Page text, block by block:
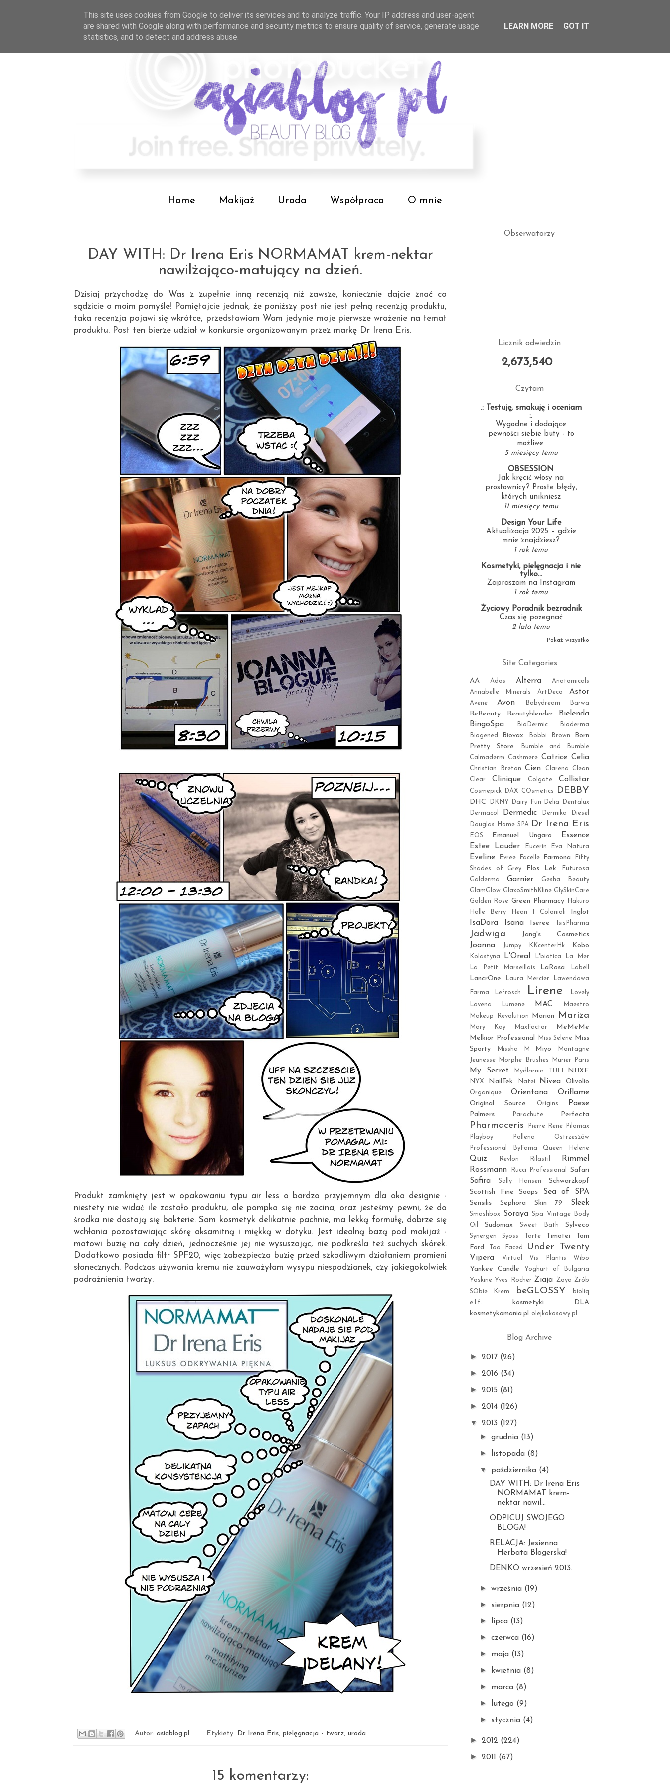
Home Makijaż Uroda Współpraca O mnie
DAY WITH: Dr Irena Eris NORMAMAT krem-nektar
nawilżająco-matujący na dzień.
Dzisiaj przychodzę do Was z zupełnie inną recenzją niż zawsze, koniecznie dajcie znać co
sądzicie o moim pomyśle! Pamiętajcie jednak, że poniższy post nie jest pełną recenzją produktu,
taka recenzja pojawi się wkrótce, przedstawiam Wam jedynie moje pierwsze wrażenie na temat
produktu. Post ten bierze udział w konkursie organizowanym przez markę Dr Irena Eris.
Produkt zamknięty jest w opakowaniu typu air less o bardzo przyjemnym dla oka designie -
niestety nie widać ile zostało produktu, ale pompka się nie zacina, oraz jesteśmy pewni, że do
środka nie dostają się bakterie. Sam kosmetyk delikatnie pachnie, ma lekką formułę, dobrze się
wchłania pozostawiając skórę aksamitną i miękką w dotyku. Jest idealną bazą pod makijaż -
matowi buzię na cały dzień, jednocześnie jej nie wysuszając, nie podkreśla też suchych skórek.
Dodatkowo posiada filtr SPF20, więc zabezpiecza buzię przed szkodliwym działaniem promieni
słonecznych. Podczas używania kremu nie zauważyłam wysypu niespodzianek, czy jakiegokolwiek
podrażnienia twarzy.
Autor:asiablog.pl Etykiety: Dr Irena Eris,pielęgnacja - twarz,uroda
15 komentarzy:
Obserwatorzy
Licznik odwiedzin
2,673,540
Czytam
.: Testuję, smakuję i oceniam
:.
Wygodne i dodające
pewności siebie buty - to
możliwe.
5 miesięcy temu
OBSESSION
Jak kręcić włosy na
prostownicy? Proste błędy,
których unikniesz
11 miesięcy temu
Design Your Life
Aktualizacja 2025 – gdzie
mnie znajdziesz?
1 rok temu
Kosmetyki, pielęgnacja i nie
tylko...
Zapraszam na Instagram
1 rok temu
Życiowy Poradnik bezradnik
Czas się pożegnać
2 lata temu
Pokaż wszystko
Site Categories
AA Ados Alterra
Anatomicals
Annabelle Minerals
ArtDeco Astor
Avene Avon Babydream Barwa
BeBeauty Beautyblender
Bielenda
BingoSpa
BioDermic
Bioderma
Biogened
Biovax Bobbi Brown
Born
Pretty Store
Bumble and Bumble
Calmaderm
Cashmere Catrice Celia
Christian Breton Cien Clarena
Clean
Clear
Clinique Colgate Collistar
Cosmepick DAX COsmetics DEBBY
DHC DKNY Dairy Fun Delia
Dentalux
Dermacol
Dermedic Dermika
Diesel
Douglas Home SPA Dr Irena Eris
EOS Emanuel Ungaro
Essence
Estee Lauder
Eucerin Eva Natura
Eveline Evree Facelle Farmona
Fifty
Shades of Grey
Flos Lek
Futurosa
Galderma
Garnier
Gesha Beauty
GlamGlow GlaxoSmithKline GlySkinCare
Golden Rose Green Pharmacy
Hakuro
Halle Berry
Hean I Coloniali Inglot
IsaDora Isana Iseree IsisPharma
Jadwiga Jang's Cosmetics
Joanna Jumpy KKcenterHk Kobo
Kolastyna L'Oreal L'biotica
La Mer
La Petit Marseillais
LaRosa Labell
LancrOne Laura Mercier Lawendowa
Farma Lefrosch Lirene
Lovely
Lovena
Lumene MAC
Maestro
Makeup Revolution
Marion Mariza
Mary Kay MaxFactor
MeMeMe
Melkior Professional
Miss Selene Miss
Sporty
Missha M Miyo
Montagne
Jeunesse
Morphe Brushes Murier Paris
My Secret Mydlarnia TULI NUXE
NYX NailTek Natei Nivea Olivolio
Organique Orientana Oriflame
Original Source Origins Paese
Palmers Parachute Perfecta
Pharmaceris Pierre Rene
Pilomax
Playboy
Pollena Ostrzeszów
Professional ByFama
Queen Helene
Quiz Revlon Rilastil
Rimmel
Rossmann
Rucci Professional Safari
Safira Sally Hansen
Schwarzkopf
Scottish Fine Soaps
Sea of SPA
Sensilis Sephora Skin 79 Sleek
Smashbox Soraya Spa Vintage Body
Oil
Sudomax Sweet Bath Sylveco
Synergen Syoss Tarte Timotei
Tom
Ford
Too Faced Under Twenty
Vipera Virtual Vis Plantis Wibo
Yankee Candle
Yoghurt of Bulgaria
Yoskine Yves Rocher Ziaja Zoya Zrób
SObie Krem
beGLOSSY
bioliq
e.l.f.
kosmetyki DLA
kosmetykomania.pl olejkokosowy.pl
Blog Archive
► 2017 (26)
► 2016 (34)
► 2015 (81)
► 2014 (126)
▼ 2013 (127)
►grudnia (13)
► listopada (8)
▼ października (4)
DAY WITH: Dr Irena Eris
NORMAMAT krem-
nektar nawil...
ODPICUJ SWOJEGO
BLOGA!
RELACJA: Jesienna
Herbata Blogerska!
DENKO wrzesień 2013.
►września (19)
► sierpnia (12)
► lipca (13)
►czerwca (16)
► maja (13)
► kwietnia (8)
► marca (8)
► lutego (9)
► stycznia (4)
► 2012 (224)
► 2011 (67)
This site uses cookies from Google to deliver its services and to analyze traffic. Your IP address and user-agent
are shared with Google along with performance and security metrics to ensure quality of service, generate usage
statistics, and to detect and address abuse.
LEARN MORE GOT IT